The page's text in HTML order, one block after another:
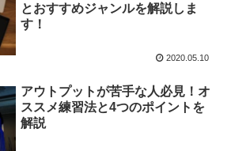
とおすすめジャンルを解説しま
す！
2020.05.10
アウトプットが苦手な人必見！オ
ススメ練習法と4つのポイントを
解説